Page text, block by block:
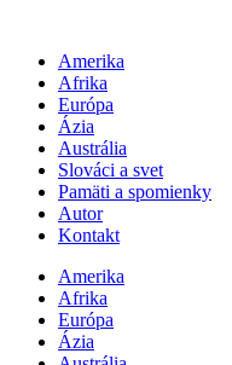
obsah
Amerika
Afrika
Európa
Ázia
Austrália
Slováci a svet
Pamäti a spomienky
Autor
Kontakt
Amerika
Afrika
Európa
Ázia